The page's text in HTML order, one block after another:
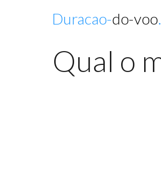
Duracao-do-voo
Qual o